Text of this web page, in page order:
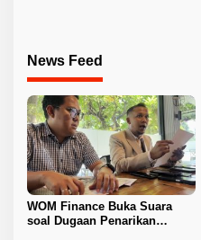
News Feed
WOM Finance Buka Suara
soal Dugaan Penarikan